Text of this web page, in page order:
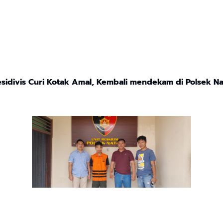
Curi Kotak Amal, Kembali mendekam di Polsek